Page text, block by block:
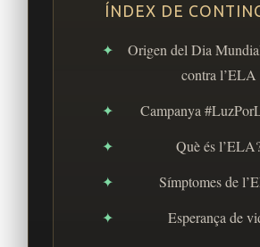
ÍNDEX DE
Origen del Dia
contra l’ELA
Campanya
Què és
Símptomes de
Esperança de